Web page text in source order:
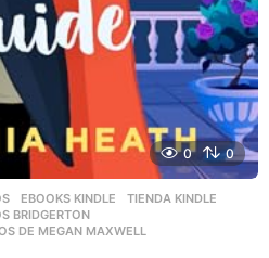
0 0
,EBOOKS KINDLE ,TIENDA KINDLE
BRIDGERTON
DE MEGAN MAXWELL